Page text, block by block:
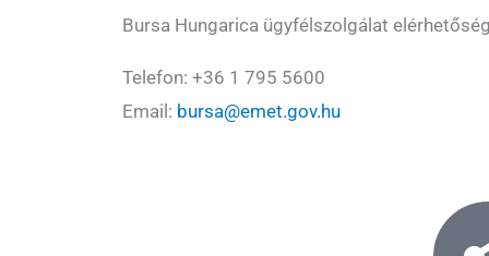
Bursa Hungarica ügyfélszolgálat
Telefon: +36 1 795 5600
Email: bursa@emet.gov.hu